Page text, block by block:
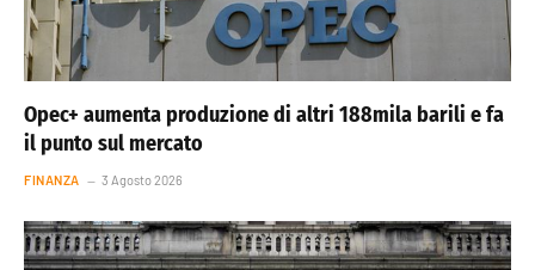
Opec+ aumenta produzione di altri 188mila barili e fa
il punto sul mercato
FINANZA 3 Agosto 2026